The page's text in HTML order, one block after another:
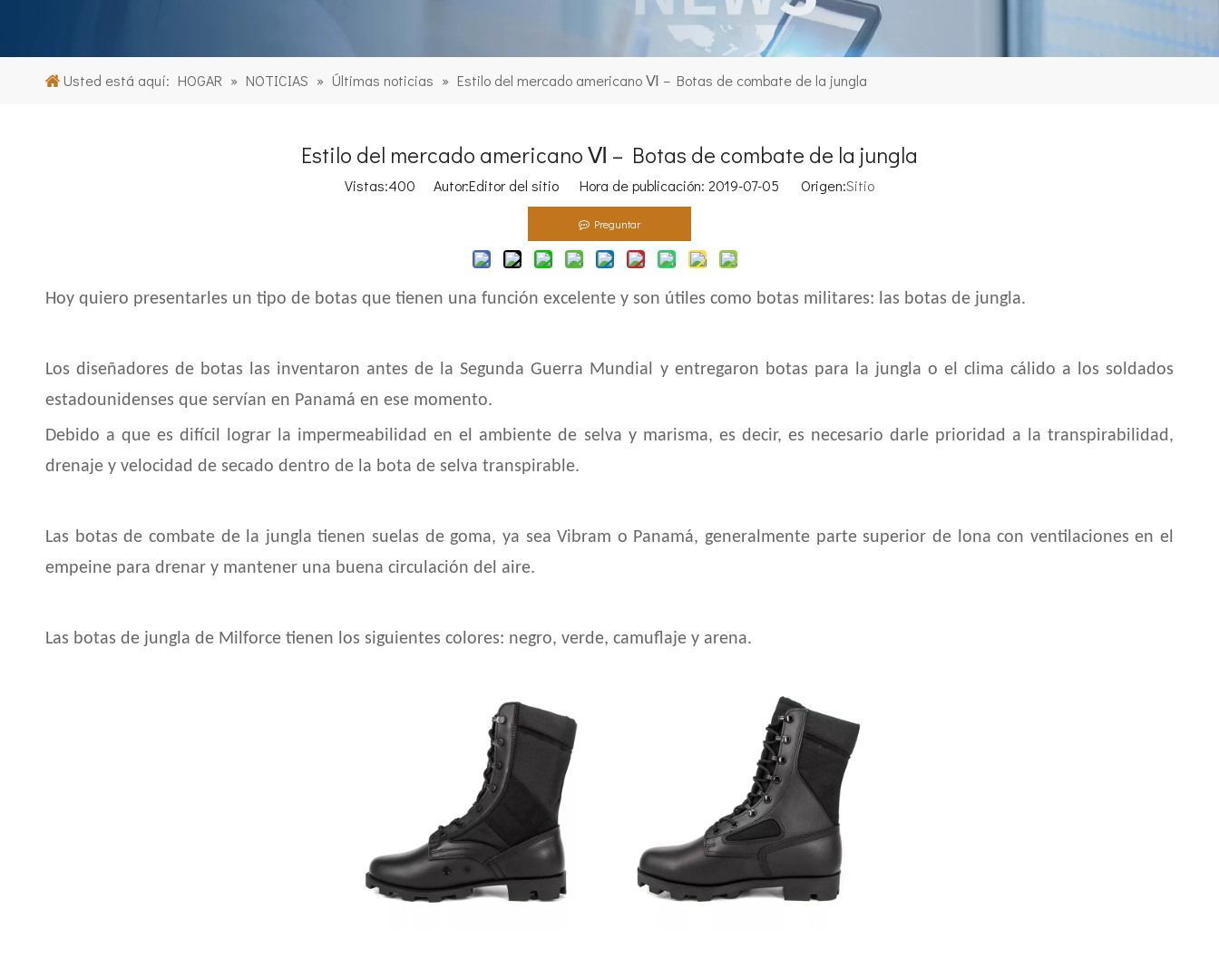
Usted está aquí: HOGAR » NOTICIAS » Últimas noticias » Estilo del mercado americano Ⅵ – Botas de combate de la jungla
Estilo del mercado americano Ⅵ – Botas de combate de la jungla
Vistas:400 Autor:Editor del sitio Hora de publicación: 2019-07-05 Origen:Sitio
Preguntar
Hoy quiero presentarles un tipo de botas que tienen una función excelente y son útiles como botas militares: las botas de jungla.
Los diseñadores de botas las inventaron antes de la Segunda Guerra Mundial y entregaron botas para la jungla o el clima cálido a los soldados
estadounidenses que servían en Panamá en ese momento.
Debido a que es difícil lograr la impermeabilidad en el ambiente de selva y marisma, es decir, es necesario darle prioridad a la transpirabilidad,
drenaje y velocidad de secado dentro de la bota de selva transpirable.
Las botas de combate de la jungla tienen suelas de goma, ya sea Vibram o Panamá, generalmente parte superior de lona con ventilaciones en el
empeine para drenar y mantener una buena circulación del aire.
Las botas de jungla de Milforce tienen los siguientes colores: negro, verde, camuflaje y arena.